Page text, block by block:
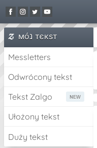
мóנ тєкѕт
Messletters
Odwrócony tekst
Tekst Zalgo
Ułożony tekst
Duży tekst